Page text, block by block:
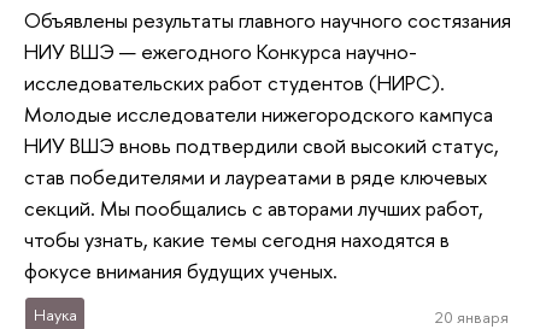
Объявлены результаты главного научного состязания
НИУ ВШЭ — ежегодного Конкурса научно-
исследовательских работ студентов (НИРС).
Молодые исследователи нижегородского кампуса
НИУ ВШЭ вновь подтвердили свой высокий статус,
став победителями и лауреатами в ряде ключевых
секций. Мы пообщались с авторами лучших работ,
чтобы узнать, какие темы сегодня находятся в
фокусе внимания будущих ученых.
Наука 20 января